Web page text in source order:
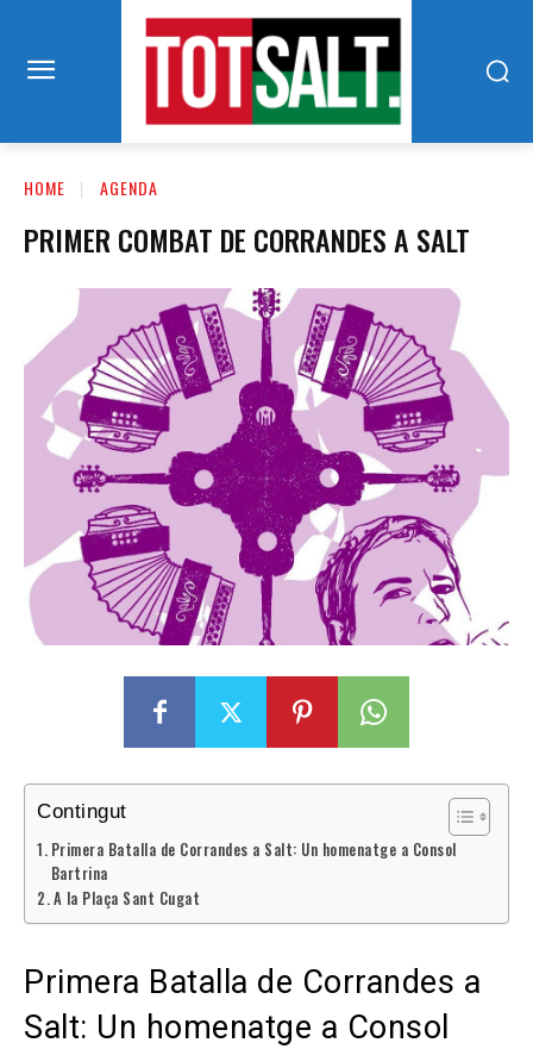
HOME AGENDA
PRIMER COMBAT DE CORRANDES A SALT
Contingut
Primera Batalla de Corrandes a Salt: Un homenatge a Consol
Bartrina
A la Plaça Sant Cugat
Primera Batalla de Corrandes a
Salt: Un homenatge a Consol